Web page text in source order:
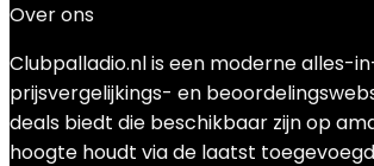
Over ons
Clubpalladio.nl is een moderne alles-
prijsvergelijkings- en
deals biedt die beschikbaar zijn op
hoogte houdt via de laatst